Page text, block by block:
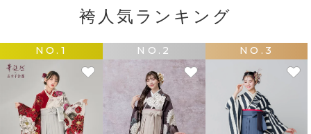
袴人気ランキング
NO.1 NO.2 NO.3